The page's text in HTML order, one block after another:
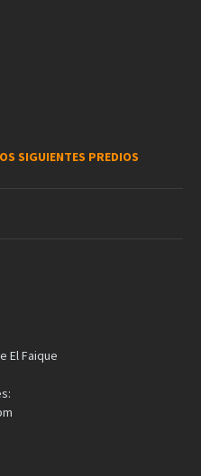
SIGUIENTES PREDIOS
El Faique